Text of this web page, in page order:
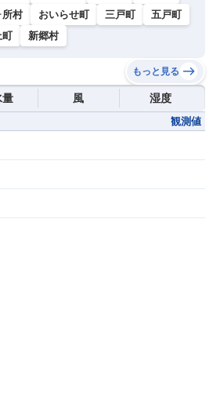
所村 おいらせ町 三戸町
五戸町
町 新郷村
もっと見る
量 風 湿度
観測値